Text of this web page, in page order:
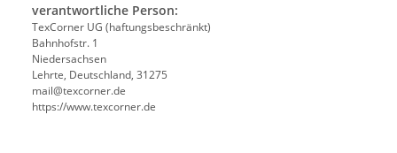
verantwortliche Person:
TexCorner UG (haftungsbeschränkt)
Bahnhofstr. 1
Niedersachsen
Lehrte, Deutschland, 31275
mail@texcorner.de
https://www.texcorner.de